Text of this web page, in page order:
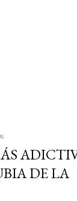
DE LA